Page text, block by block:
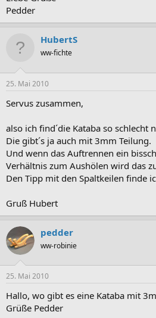
Pedder
HubertS
ww-fichte
25. Mai 2010
Servus zusammen,
also ich find´die Kataba so schlecht
Die gibt´s ja auch mit 3mm Teilung.
Und wenn das Auftrennen ein
Verhältnis zum Aushölen wird das
Den Tipp mit den Spaltkeilen finde
Gruß Hubert
pedder
ww-robinie
25. Mai 2010
Hallo, wo gibt es eine Kataba mit
Grüße Pedder